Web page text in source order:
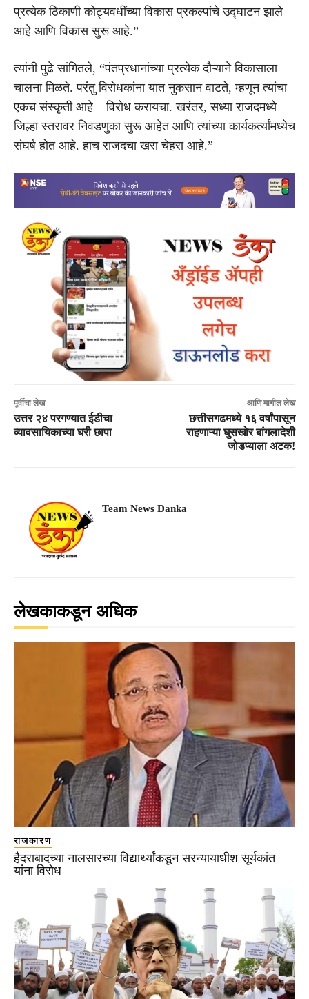
प्रत्येक ठिकाणी कोट्यवधींच्या विकास प्रकल्पांचे उद्घाटन झाले
आहे आणि विकास सुरू आहे.”
त्यांनी पुढे सांगितले, “पंतप्रधानांच्या प्रत्येक दौऱ्याने विकासाला
चालना मिळते. परंतु विरोधकांना यात नुकसान वाटते, म्हणून त्यांचा
एकच संस्कृती आहे – विरोध करायचा. खरंतर, सध्या राजदमध्ये
जिल्हा स्तरावर निवडणुका सुरू आहेत आणि त्यांच्या कार्यकर्त्यांमध्येच
संघर्ष होत आहे. हाच राजदचा खरा चेहरा आहे.”
पूर्वीचा लेख
उत्तर २४ परगण्यात ईडीचा
व्यावसायिकाच्या घरी छापा
आणि मागील लेख
छत्तीसगढमध्ये १६ वर्षांपासून
राहणाऱ्या घुसखोर बांगलादेशी
जोडप्याला अटक!
Team News Danka
लेखकाकडून अधिक
राजकारण
हैदराबादच्या नालसारच्या विद्यार्थ्यांकडून सरन्यायाधीश सूर्यकांत
यांना विरोध